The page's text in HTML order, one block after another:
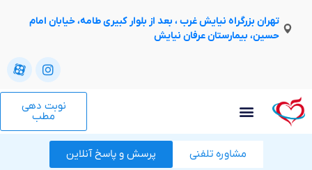
تهران بزرگراه نیایش غرب ، بعد از بلوار کبیری طامه، خیابان امام
حسین، بیمارستان عرفان نیایش
نوبت دهی
مطب
مشاوره تلفنی پرسش و پاسخ آنلاین